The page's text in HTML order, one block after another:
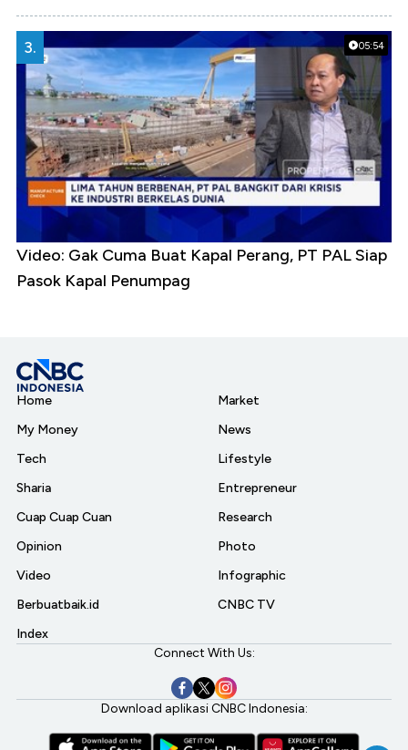
05:54
3.
Video: Gak Cuma Buat Kapal Perang, PT PAL Siap
Pasok Kapal Penumpag
Home
My Money
Tech
Sharia
Cuap Cuap Cuan
Opinion
Video
Berbuatbaik.id
Index
Market
News
Lifestyle
Entrepreneur
Research
Photo
Infographic
CNBC TV
Connect With Us:
Download aplikasi CNBC Indonesia: